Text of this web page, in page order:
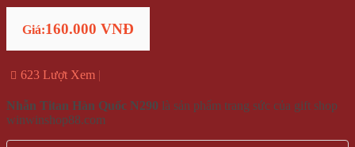
Giá:160.000 VNĐ
623 Lượt Xem
Nhẫn Titan Hàn Quốc N290 là sản phẩm trang sức của gift shop
winwinshop88.com